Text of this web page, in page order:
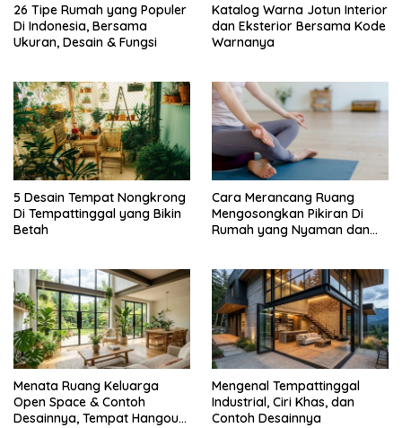
26 Tipe Rumah yang Populer
Di Indonesia, Bersama
Ukuran, Desain & Fungsi
Katalog Warna Jotun Interior
dan Eksterior Bersama Kode
Warnanya
5 Desain Tempat Nongkrong
Di Tempattinggal yang Bikin
Betah
Cara Merancang Ruang
Mengosongkan Pikiran Di
Rumah yang Nyaman dan
Menata Ruang Keluarga
Open Space & Contoh
Desainnya, Tempat Hangout
Mengenal Tempattinggal
Industrial, Ciri Khas, dan
Contoh Desainnya